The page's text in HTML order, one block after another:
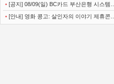
우 사이트 이용불가 안내
• [공지] 08/09(일) BC카드 부산은행 시스템
정기점검 안내
• [안내] 영화 콩고: 살인자의 이야기 제휴콘텐